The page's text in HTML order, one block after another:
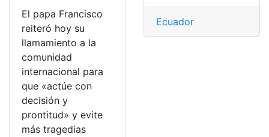
El papa Francisco
reiteró hoy su
llamamiento a la
comunidad
internacional para
que «actúe con
decisión y
prontitud» y evite
más tragedias
Ecuador